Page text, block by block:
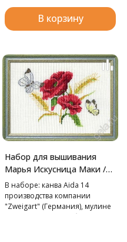
В корзину
Набор для вышивания
Марья Искусница Маки /
Марья Искусница/, 25х20
см
В наборе: канва Aida 14
производства компании
"Zweigart" (Германия), мулине
"Finca", игла, подробная схема-